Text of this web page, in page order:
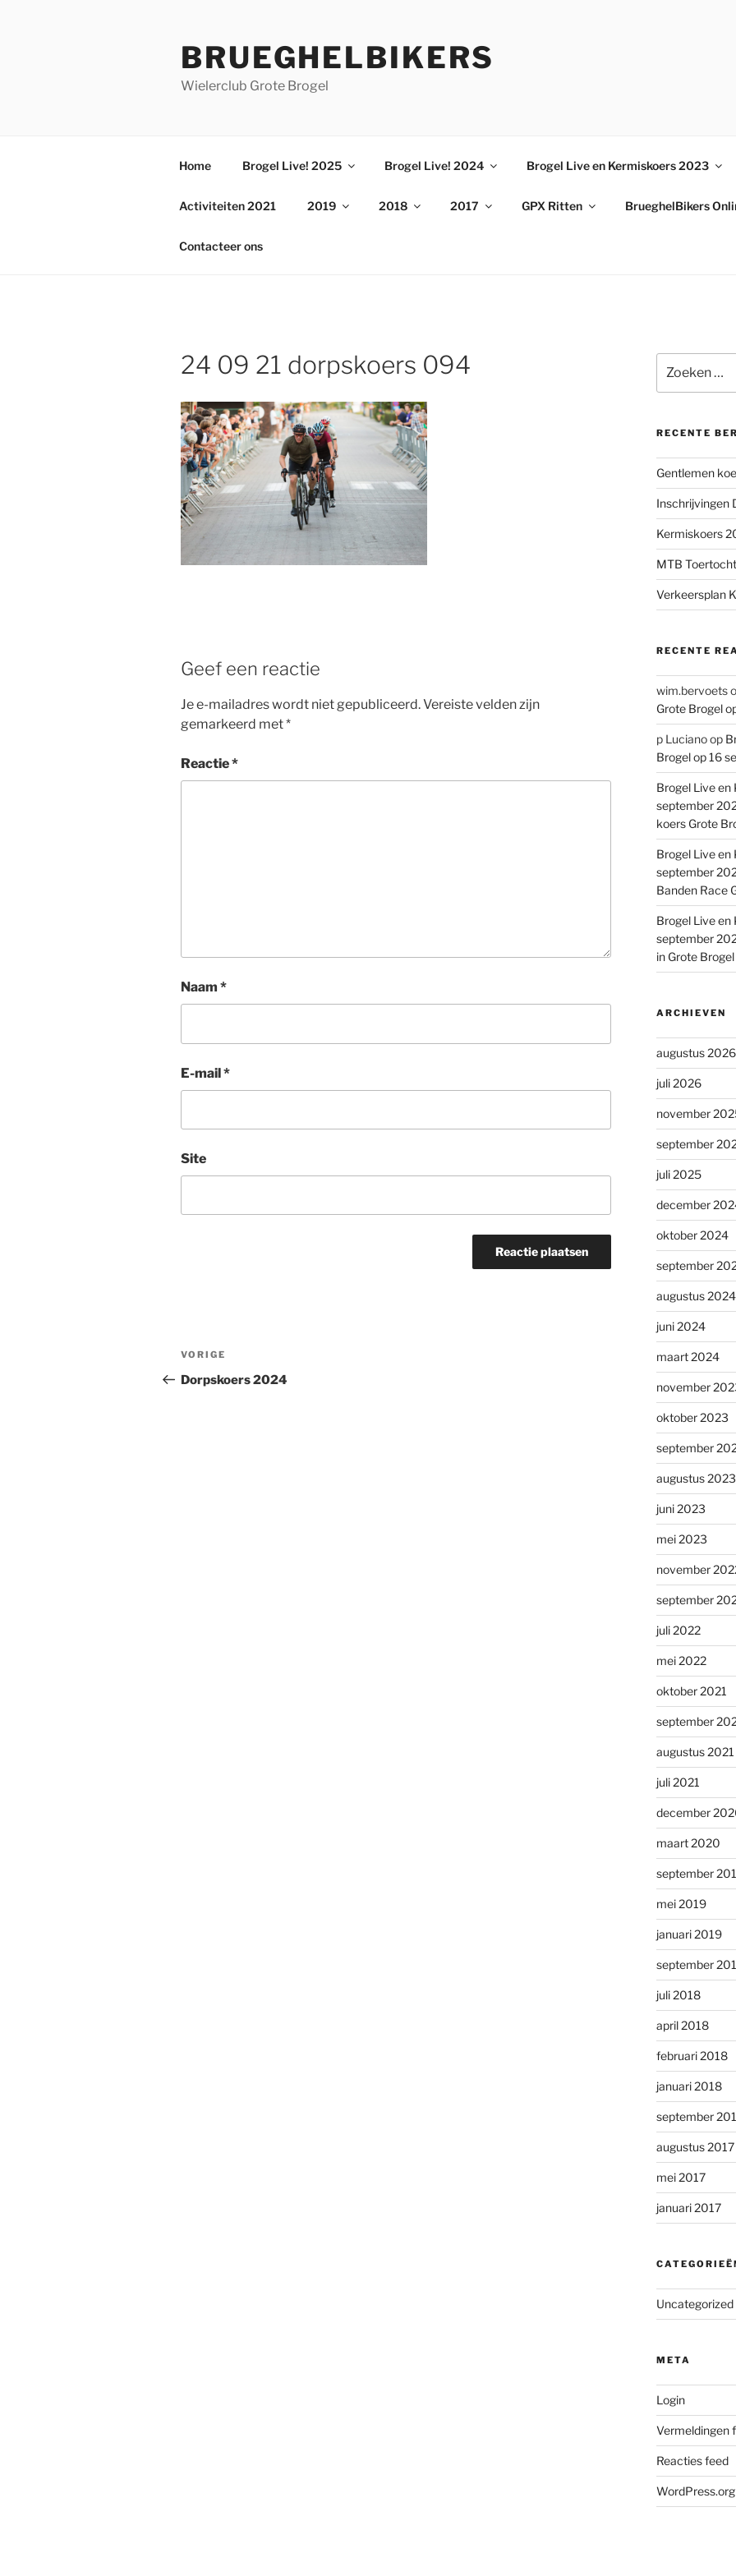
BRUEGHELBIKERS
Wielerclub Grote Brogel
Home Brogel Live! 2025 Brogel Live! 2024 Brogel Live en Kermiskoers 2023
Activiteiten 2021 2019 2018 2017 GPX Ritten BrueghelBikers
Contacteer ons
24 09 21 dorpskoers 094
Geef een reactie
Je e-mailadres wordt niet gepubliceerd.Vereiste velden zijn
gemarkeerd met*
Reactie*
Naam *
E-mail*
Site
Bericht
navigatie
Vorig
bericht
VORIGE
Dorpskoers 2024
naar:
RECENTE
Gentlemen
Inschrijvingen
Kermiskoers
MTB
Verkeersplan
RECENTE
wim.bervoets
Grote Brogel
p Lucianoop
Brogel op 16
Brogel Live en
september
koers Grote
Brogel Live en
september
Banden Race
Brogel Live en
september
in Grote
ARCHIEVEN
augustus 2026
juli 2026
november
september
juli 2025
december
oktober 2024
september
augustus 2024
juni 2024
maart 2024
november
oktober 2023
september
augustus 2023
juni 2023
mei 2023
november
september
juli 2022
mei 2022
oktober 2021
september
augustus 2021
juli 2021
december
maart 2020
september
mei 2019
januari 2019
september
juli 2018
april 2018
februari 2018
januari 2018
september
augustus 2017
mei 2017
januari 2017
Uncategorized
META
Login
Vermeldingen
Reacties feed
WordPress.org